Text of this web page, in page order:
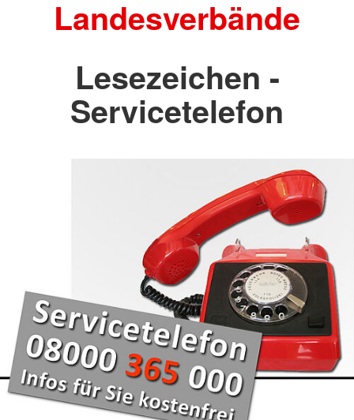
Landesverbände
Lesezeichen -
Servicetelefon